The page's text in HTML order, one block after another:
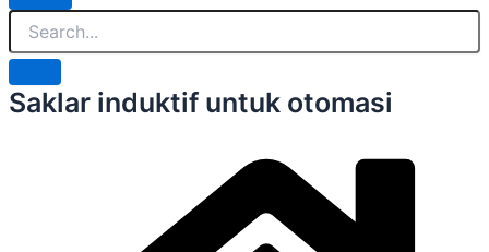
Saklar induktif untuk otomasi